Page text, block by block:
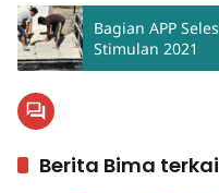
Bagian APP
Stimulan 2021
Berita Bima